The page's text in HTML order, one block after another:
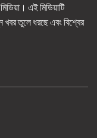
এই মিডিয়াটি
খবর তুলে ধরছে এবং বিশ্বের